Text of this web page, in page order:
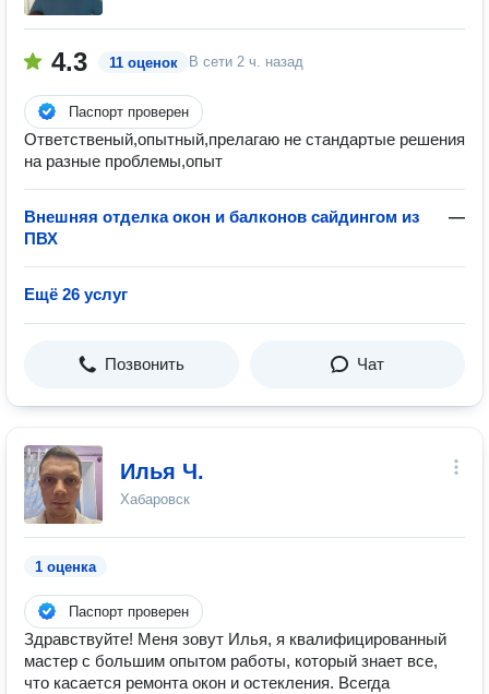
4.3 11 оценок В сети 2 ч. назад
Паспорт проверен
Ответственый,опытный,прелагаю не стандартые решения
на разные проблемы,опыт
Внешняя отделка окон и балконов сайдингом из
ПВХ
—
Ещё 26 услуг
Позвонить Чат
Илья Ч.
Хабаровск
1 оценка
Паспорт проверен
Здравствуйте! Меня зовут Илья, я квалифицированный
мастер с большим опытом работы, который знает все,
что касается ремонта окон и остекления. Всегда